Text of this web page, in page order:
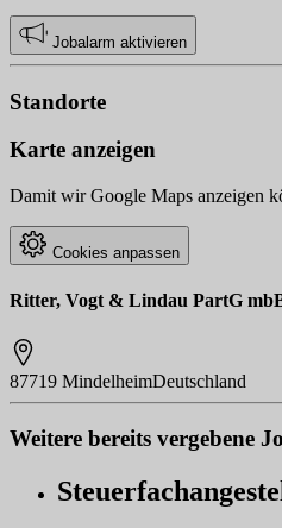
Jobalarm aktivieren
Standorte
Karte anzeigen
Damit wir Google Maps anzeigen
Cookies anpassen
Ritter, Vogt & Lindau PartG
87719 MindelheimDeutschland
Weitere bereits vergebene